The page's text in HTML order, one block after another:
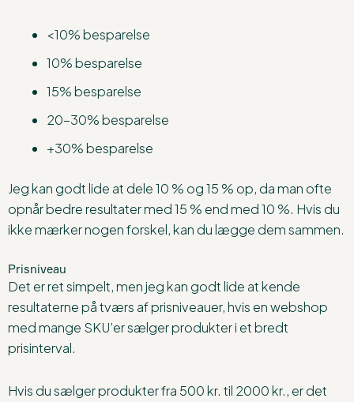
<10% besparelse
10% besparelse
15% besparelse
20-30% besparelse
+30% besparelse
Jeg kan godt lide at dele 10 % og 15 % op, da man ofte
opnår bedre resultater med 15 % end med 10 %. Hvis du
ikke mærker nogen forskel, kan du lægge dem sammen.
Prisniveau
Det er ret simpelt, men jeg kan godt lide at kende
resultaterne på tværs af prisniveauer, hvis en webshop
med mange SKU’er sælger produkter i et bredt
prisinterval.
Hvis du sælger produkter fra 500 kr. til 2000 kr., er det